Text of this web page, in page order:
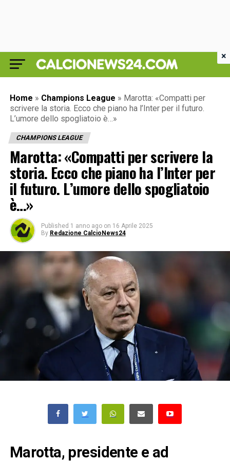
Home » Champions League » Marotta: «Compatti per
scrivere la storia. Ecco che piano ha l’Inter per il futuro.
L’umore dello spogliatoio è…»
CHAMPIONS LEAGUE
Marotta: «Compatti per scrivere la
storia. Ecco che piano ha l’Inter per
il futuro. L’umore dello spogliatoio
è…»
Published 1 anno ago on 16 Aprile 2025
By Redazione CalcioNews24
Marotta, presidente e ad
×